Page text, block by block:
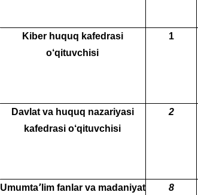
Kiber huquq kafedrasi
o‘qituvchisi
1
Davlat va huquq nazariyasi
kafedrasi o‘qituvchisi
2
Umumta՚lim fanlar va madaniyat
8